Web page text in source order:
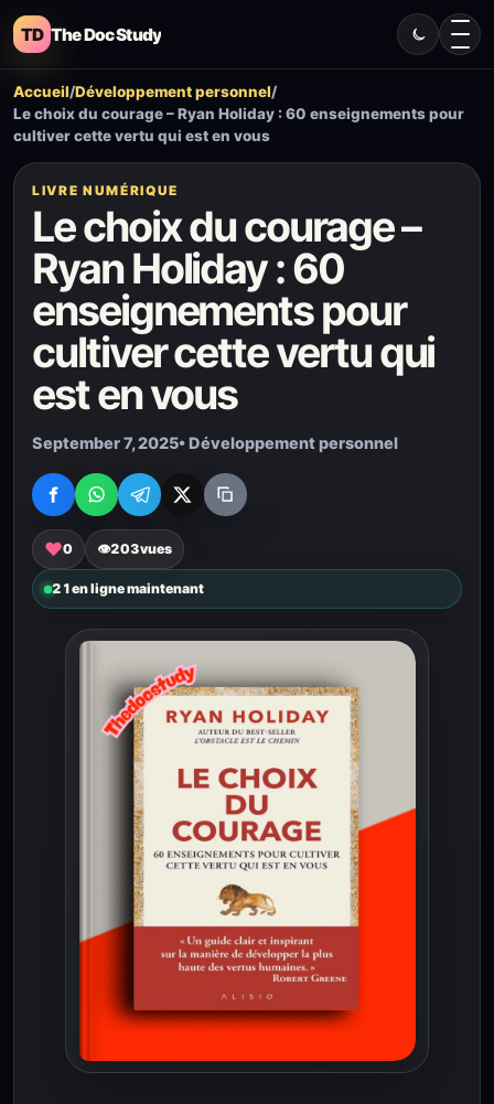
TD The Doc Study
Accueil/Développement personnel/
Le choix du courage – Ryan Holiday : 60 enseignements pour
cultiver cette vertu qui est en vous
LIVRE NUMÉRIQUE
Le choix du courage –
Ryan Holiday : 60
enseignements pour
cultiver cette vertu qui
est en vous
September 7, 2025• Développement personnel
♥0 👁203vues
21en ligne maintenant